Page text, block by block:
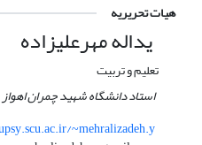
هیات تحریریه
یداله مهرعلیزاده
تعلیم و تربیت
استاد دانشگاه شهید چمران اهواز
~mehralizadeh.y